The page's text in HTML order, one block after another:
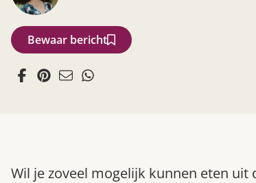
Bewaar bericht
Wil je zoveel mogelijk kunnen eten